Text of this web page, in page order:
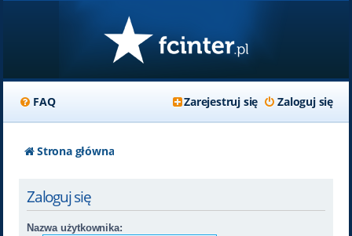
FAQ Zaloguj się
Zarejestruj się
Strona główna
Zaloguj się
Nazwa użytkownika: